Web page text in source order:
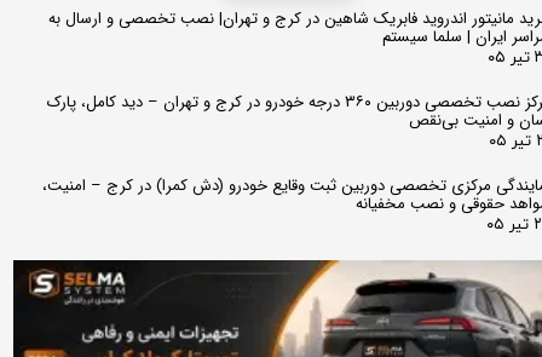
مانیتور اندروید فابریک شاهین در کرج و تهران| نصب تخصصی و ارسال به
ایران | سلما سیستم
مرکز نصب تخصصی دوربین ۳۶۰ درجه خودرو در کرج و تهران – دید کامل، پارک
و امنیت بی‌نقص
مرکزی تخصصی دوربین ثبت وقایع خودرو (دش کمرا) در کرج – امنیت،
حقوقی و نصب مخفیانه